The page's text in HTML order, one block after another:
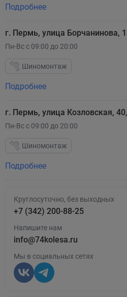
Подробнее
г. Пермь, улица Борчанинова,
Пн-Вс с 09:00 до 20:00
Шиномонтаж
Подробнее
г. Пермь, ​улица Козловская,
Пн-Вс с 09:00 до 20:00
Шиномонтаж
Подробнее
Круглосуточно, без выходных
+7 (342) 200-88-25
Напишите нам
info@74kolesa.ru
Мы в социальных сетях